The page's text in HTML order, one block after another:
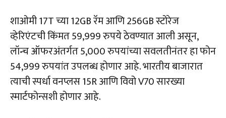
शाओमी 17T च्या 12GB रॅम आणि 256GB स्टोरेज
व्हेरिएंटची किंमत 59,999 रुपये ठेवण्यात आली असून,
लॉन्च ऑफरअंतर्गत 5,000 रुपयांच्या सवलतीनंतर हा फोन
54,999 रुपयांत उपलब्ध होणार आहे. भारतीय बाजारात
त्याची स्पर्धा वनप्लस 15R आणि विवो V70 सारख्या
स्मार्टफोन्सशी होणार आहे.